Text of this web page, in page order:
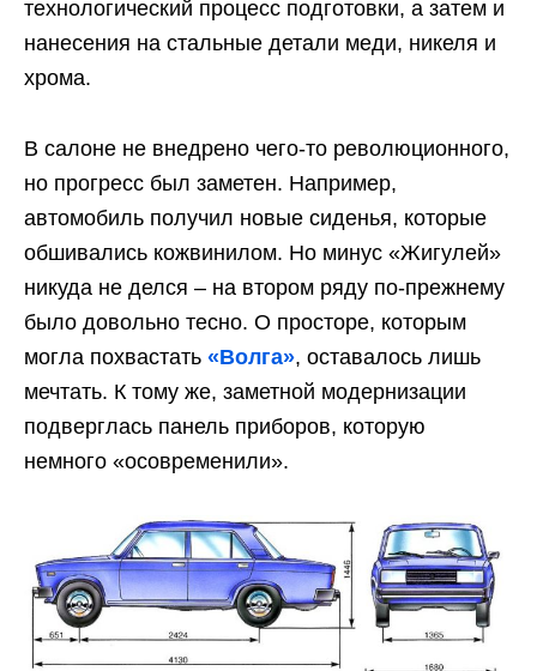
технологический процесс подготовки, а затем и
нанесения на стальные детали меди, никеля и
хрома.
В салоне не внедрено чего-то революционного,
но прогресс был заметен. Например,
автомобиль получил новые сиденья, которые
обшивались кожвинилом. Но минус «Жигулей»
никуда не делся – на втором ряду по-прежнему
было довольно тесно. О просторе, которым
могла похвастать «Волга», оставалось лишь
мечтать. К тому же, заметной модернизации
подверглась панель приборов, которую
немного «осовременили».